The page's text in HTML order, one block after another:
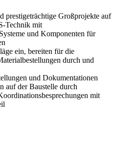
prestigeträchtige Großprojekte auf
Technik mit
und Komponenten für
ein, bereiten für die
durch und
und Dokumentationen
auf der Baustelle durch
mit